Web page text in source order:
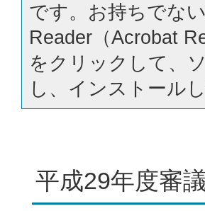
です。お持ちでな
Reader（Acrobat
をクリックして、
し、インストール
平成29年度審